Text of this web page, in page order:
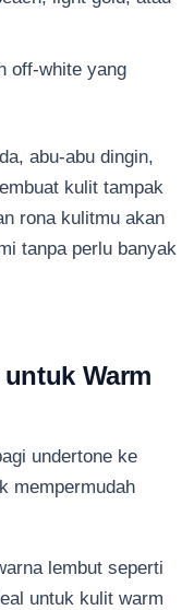
off-white yang
abu-abu dingin,
kulit tampak
rona kulitmu akan
tanpa perlu banyak
Warm
undertone ke
mempermudah
lembut seperti
untuk kulit warm